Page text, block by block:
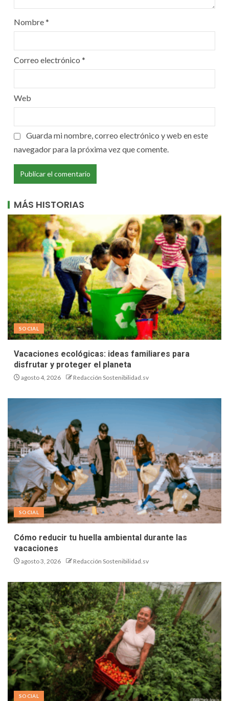
Nombre*
Correo electrónico *
Web
Guarda mi nombre, correo electrónico y web en este
navegador para la próxima vez que comente.
MÁS HISTORIAS
SOCIAL
Vacaciones ecológicas: ideas familiares para
disfrutar y proteger el planeta
agosto 4, 2026 Redacción Sostenibilidad.sv
SOCIAL
Cómo reducir tu huella ambiental durante las
vacaciones
agosto 3, 2026 Redacción Sostenibilidad.sv
SOCIAL